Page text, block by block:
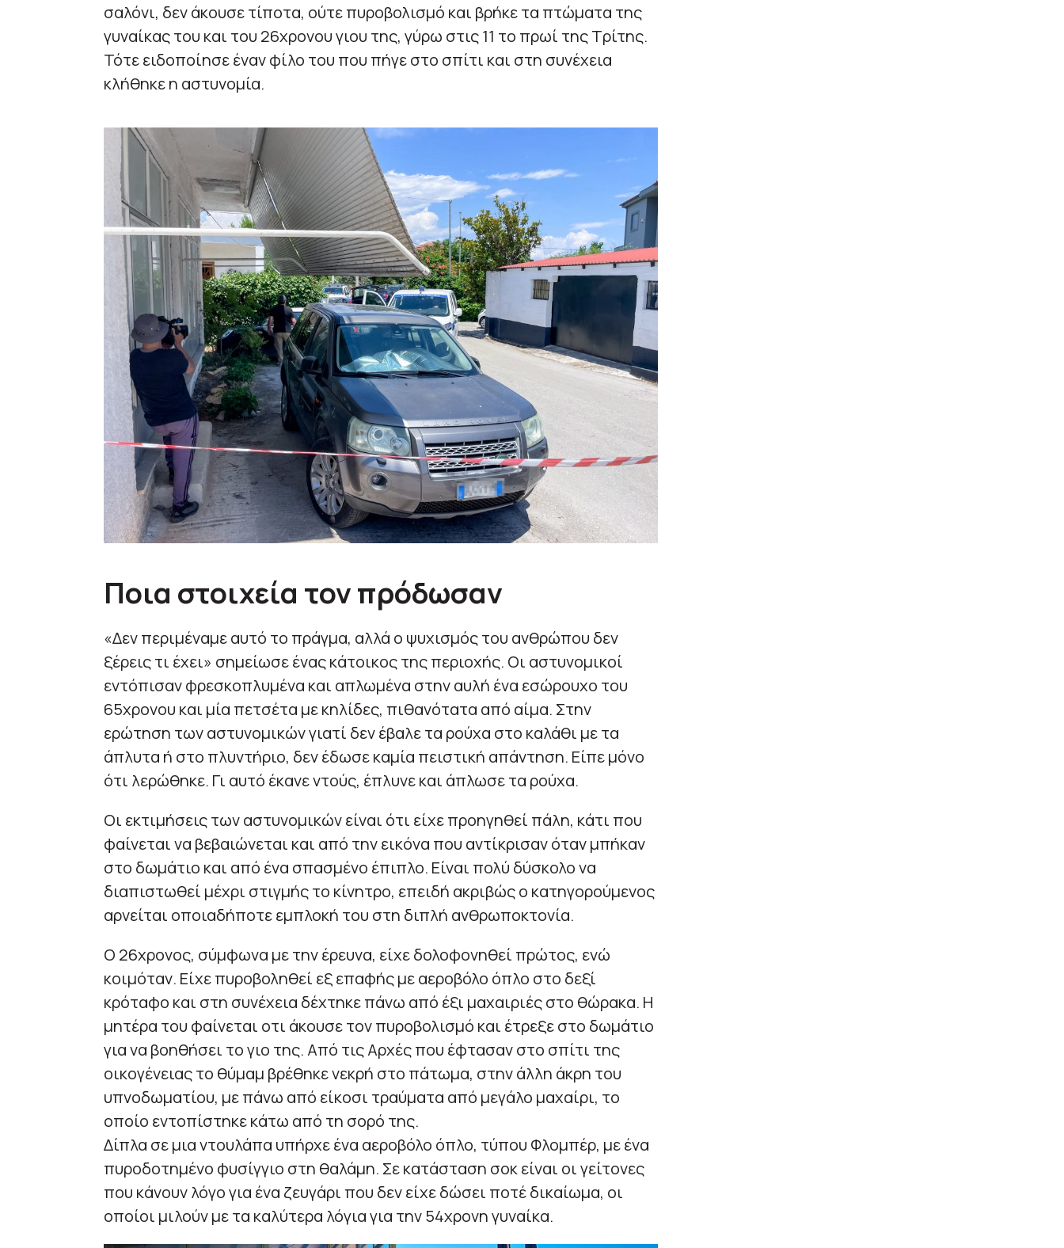
σαλόνι, δεν άκουσε τίποτα, ούτε πυροβολισμό και βρήκε τα πτώματα της
γυναίκας του και του 26χρονου γιου της, γύρω στις 11 το πρωί της Τρίτης.
Τότε ειδοποίησε έναν φίλο του που πήγε στο σπίτι και στη συνέχεια
κλήθηκε η αστυνομία.
Ποια στοιχεία τον πρόδωσαν
«Δεν περιμέναμε αυτό το πράγμα, αλλά ο ψυχισμός του ανθρώπου δεν
ξέρεις τι έχει» σημείωσε ένας κάτοικος της περιοχής. Οι αστυνομικοί
εντόπισαν φρεσκοπλυμένα και απλωμένα στην αυλή ένα εσώρουχο του
65χρονου και μία πετσέτα με κηλίδες, πιθανότατα από αίμα. Στην
ερώτηση των αστυνομικών γιατί δεν έβαλε τα ρούχα στο καλάθι με τα
άπλυτα ή στο πλυντήριο, δεν έδωσε καμία πειστική απάντηση. Είπε μόνο
ότι λερώθηκε. Γι αυτό έκανε ντούς, έπλυνε και άπλωσε τα ρούχα.
Οι εκτιμήσεις των αστυνομικών είναι ότι είχε προηγηθεί πάλη, κάτι που
φαίνεται να βεβαιώνεται και από την εικόνα που αντίκρισαν όταν μπήκαν
στο δωμάτιο και από ένα σπασμένο έπιπλο. Είναι πολύ δύσκολο να
διαπιστωθεί μέχρι στιγμής το κίνητρο, επειδή ακριβώς ο κατηγορούμενος
αρνείται οποιαδήποτε εμπλοκή του στη διπλή ανθρωποκτονία.
Ο 26χρονος, σύμφωνα με την έρευνα, είχε δολοφονηθεί πρώτος, ενώ
κοιμόταν. Είχε πυροβοληθεί εξ επαφής με αεροβόλο όπλο στο δεξί
κρόταφο και στη συνέχεια δέχτηκε πάνω από έξι μαχαιριές στο θώρακα. Η
μητέρα του φαίνεται οτι άκουσε τον πυροβολισμό και έτρεξε στο δωμάτιο
για να βοηθήσει το γιο της. Από τις Αρχές που έφτασαν στο σπίτι της
οικογένειας το θύμαμ βρέθηκε νεκρή στο πάτωμα, στην άλλη άκρη του
υπνοδωματίου, με πάνω από είκοσι τραύματα από μεγάλο μαχαίρι, το
οποίο εντοπίστηκε κάτω από τη σορό της.
Δίπλα σε μια ντουλάπα υπήρχε ένα αεροβόλο όπλο, τύπου Φλομπέρ, με ένα
πυροδοτημένο φυσίγγιο στη θαλάμη. Σε κατάσταση σοκ είναι οι γείτονες
που κάνουν λόγο για ένα ζευγάρι που δεν είχε δώσει ποτέ δικαίωμα, οι
οποίοι μιλούν με τα καλύτερα λόγια για την 54χρονη γυναίκα.